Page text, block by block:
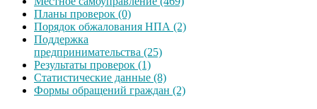
Планы проверок (0)
Порядок обжалования НПА (2)
Поддержка
предпринимательства (25)
Результаты проверок (1)
Статистические данные (8)
Формы обращений граждан (2)